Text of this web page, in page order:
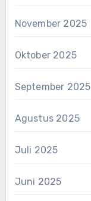
November 2025
Oktober 2025
September 2025
Agustus 2025
Juli 2025
Juni 2025